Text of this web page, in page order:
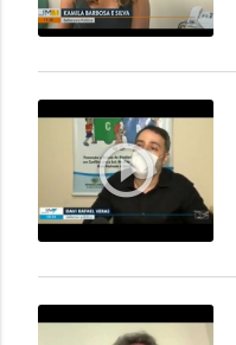
play_circle_outline